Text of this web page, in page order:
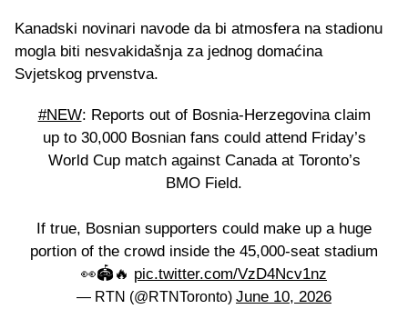
Kanadski novinari navode da bi atmosfera na stadionu
mogla biti nesvakidašnja za jednog domaćina
Svjetskog prvenstva.
#NEW: Reports out of Bosnia-Herzegovina claim
up to 30,000 Bosnian fans could attend Friday’s
World Cup match against Canada at Toronto’s
BMO Field.
If true, Bosnian supporters could make up a huge
portion of the crowd inside the 45,000-seat stadium
👀🏟️🔥 pic.twitter.com/VzD4Ncv1nz
— RTN (@RTNToronto) June 10, 2026